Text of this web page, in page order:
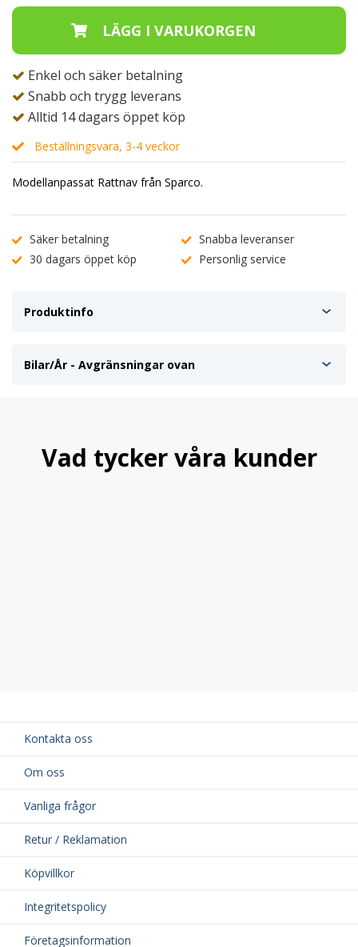
Enkel och säker betalning
Snabb och trygg leverans
Alltid 14 dagars öppet köp
Beställningsvara, 3-4 veckor
Modellanpassat Rattnav från Sparco.
Säker betalning
Snabba leveranser
30 dagars öppet köp
Personlig service
Produktinfo
Bilar/År - Avgränsningar ovan
Vad tycker våra kunder
Kontakta oss
Om oss
Vanliga frågor
Retur / Reklamation
Köpvillkor
Integritetspolicy
Företagsinformation